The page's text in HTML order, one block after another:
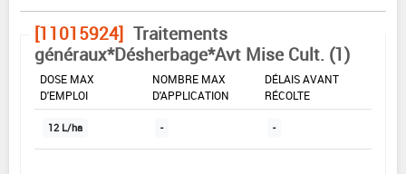
[11015924] Traitements
généraux*Désherbage*Avt Mise Cult. (1)
DOSE MAX
D'EMPLOI
NOMBRE MAX
D'APPLICATION
DÉLAIS AVANT
RÉCOLTE
12 L/ha - -